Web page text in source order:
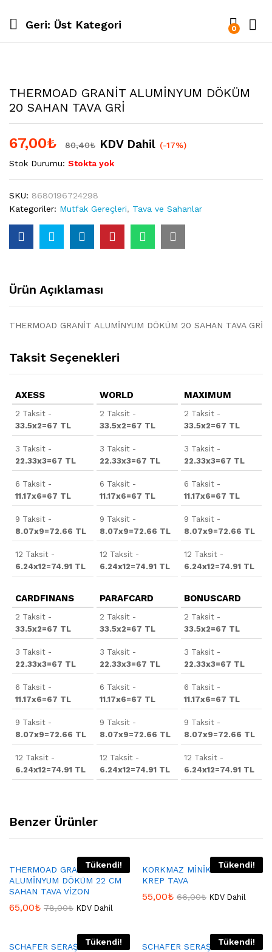
Geri: Üst Kategori 0
THERMOAD GRANİT ALUMİNYUM DÖKÜM
20 SAHAN TAVA GRİ
67,00₺ 80,40₺ KDV Dahil (-17%)
Stok Durumu: Stokta yok
SKU: 8680196724298
Kategoriler: Mutfak Gereçleri, Tava ve Sahanlar
Ürün Açıklaması
THERMOAD GRANİT ALUMİNYUM DÖKÜM 20 SAHAN TAVA GRİ
Taksit Seçenekleri
AXESS
2 Taksit -
33.5x2=67 TL
3 Taksit -
22.33x3=67 TL
6 Taksit -
11.17x6=67 TL
9 Taksit -
8.07x9=72.66 TL
12 Taksit -
6.24x12=74.91 TL
WORLD
2 Taksit -
33.5x2=67 TL
3 Taksit -
22.33x3=67 TL
6 Taksit -
11.17x6=67 TL
9 Taksit -
8.07x9=72.66 TL
12 Taksit -
6.24x12=74.91 TL
MAXIMUM
2 Taksit -
33.5x2=67 TL
3 Taksit -
22.33x3=67 TL
6 Taksit -
11.17x6=67 TL
9 Taksit -
8.07x9=72.66 TL
12 Taksit -
6.24x12=74.91 TL
CARDFINANS
2 Taksit -
33.5x2=67 TL
3 Taksit -
22.33x3=67 TL
6 Taksit -
11.17x6=67 TL
9 Taksit -
8.07x9=72.66 TL
12 Taksit -
6.24x12=74.91 TL
PARAFCARD
2 Taksit -
33.5x2=67 TL
3 Taksit -
22.33x3=67 TL
6 Taksit -
11.17x6=67 TL
9 Taksit -
8.07x9=72.66 TL
12 Taksit -
6.24x12=74.91 TL
BONUSCARD
2 Taksit -
33.5x2=67 TL
3 Taksit -
22.33x3=67 TL
6 Taksit -
11.17x6=67 TL
9 Taksit -
8.07x9=72.66 TL
12 Taksit -
6.24x12=74.91 TL
Benzer Ürünler
Tükendi!
THERMOAD GRANİT
ALUMİNYUM DÖKÜM 22 CM
SAHAN TAVA VİZON
65,00₺ 78,00₺ KDV Dahil
Tükendi!
KORKMAZ MİNİKA 18 CM
KREP TAVA
55,00₺ 66,00₺ KDV Dahil
Tükendi!
SCHAFER SERAŞEFPLUS 20
Tükendi!
SCHAFER SERAŞEF